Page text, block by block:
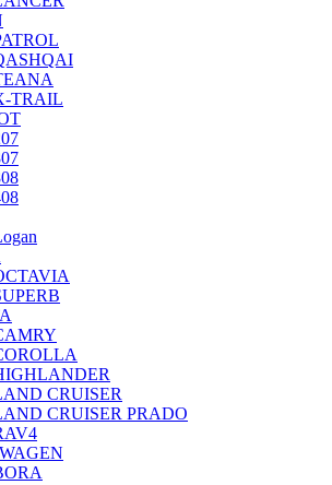
TRAIL
CRUISER
CRUISER PRADO